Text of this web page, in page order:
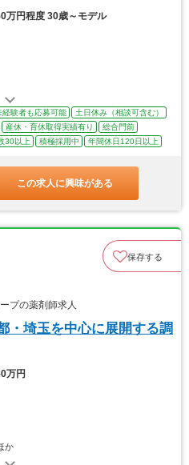
万円程度 30歳～モデル
経験者も応募可能
土日休み（相談可含む）
産休・育休取得実績有り
総合門前
30以上 積極採用中 年間休日120日以上
この求人に興味がある
保存する
プの薬剤師求人
・埼玉を中心に展開する調
万円
か